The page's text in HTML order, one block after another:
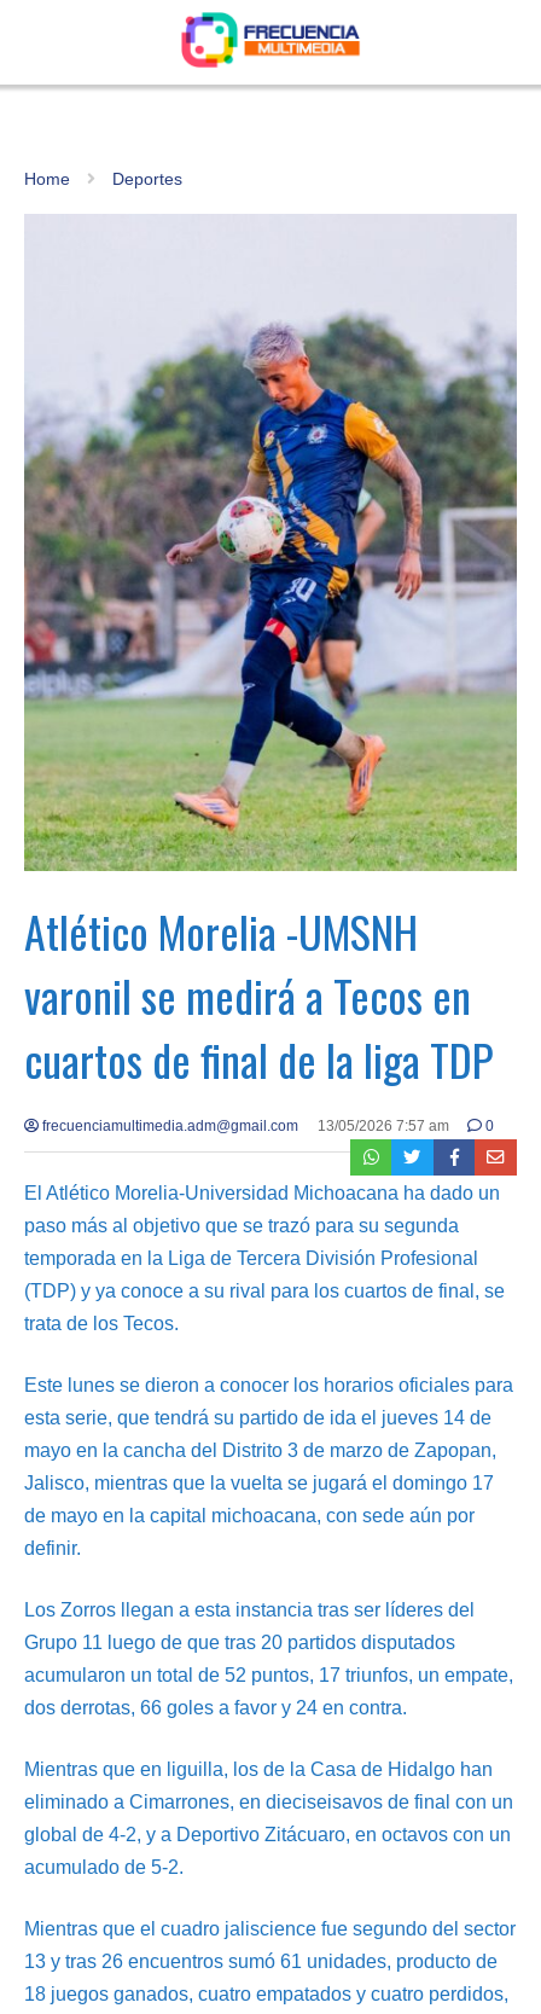
Home Deportes
Atlético Morelia -UMSNH
varonil se medirá a Tecos en
cuartos de final de la liga TDP
frecuenciamultimedia.adm@gmail.com 13/05/2026 7:57 am 0
El Atlético Morelia-Universidad Michoacana ha dado un
paso más al objetivo que se trazó para su segunda
temporada en la Liga de Tercera División Profesional
(TDP) y ya conoce a su rival para los cuartos de final, se
trata de los Tecos.
Este lunes se dieron a conocer los horarios oficiales para
esta serie, que tendrá su partido de ida el jueves 14 de
mayo en la cancha del Distrito 3 de marzo de Zapopan,
Jalisco, mientras que la vuelta se jugará el domingo 17
de mayo en la capital michoacana, con sede aún por
definir.
Los Zorros llegan a esta instancia tras ser líderes del
Grupo 11 luego de que tras 20 partidos disputados
acumularon un total de 52 puntos, 17 triunfos, un empate,
dos derrotas, 66 goles a favor y 24 en contra.
Mientras que en liguilla, los de la Casa de Hidalgo han
eliminado a Cimarrones, en dieciseisavos de final con un
global de 4-2, y a Deportivo Zitácuaro, en octavos con un
acumulado de 5-2.
Mientras que el cuadro jaliscience fue segundo del sector
13 y tras 26 encuentros sumó 61 unidades, producto de
18 juegos ganados, cuatro empatados y cuatro perdidos,